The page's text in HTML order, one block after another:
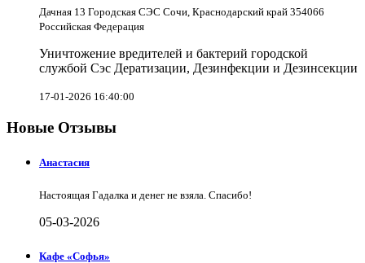
Дачная 13 Городская СЭС Сочи, Краснодарский край 354066
Российская Федерация
Уничтожение вредителей и бактерий городской
службой Сэс Дератизации, Дезинфекции и Дезинсекции
17-01-2026 16:40:00
Новые Отзывы
Анастасия
Настоящая Гадалка и денег не взяла. Спасибо!
05-03-2026
Кафе «Софья»